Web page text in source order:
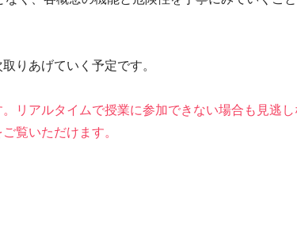
りあげていく予定です。
リアルタイムで授業に参加できない場合も見逃し
覧いただけます。